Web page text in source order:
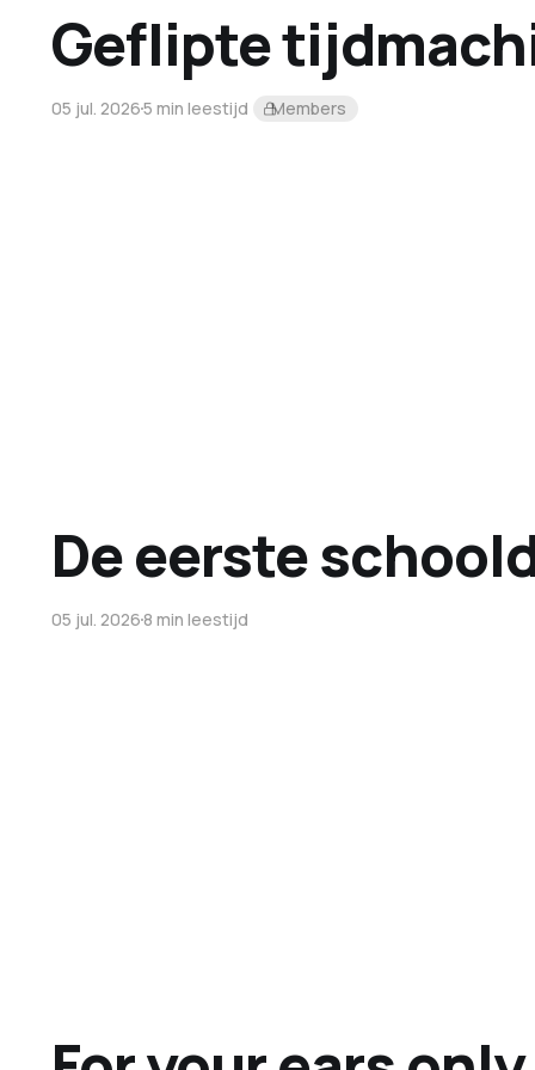
Geflipte
05 jul. 20265 min leestijd Members
De eerste
05 jul. 20268 min leestijd